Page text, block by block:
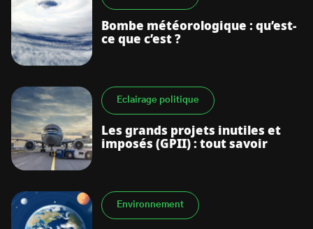
Bombe météorologique : qu’est-
ce que c’est ?
Eclairage politique
Les grands projets inutiles et
imposés (GPII) : tout savoir
Environnement